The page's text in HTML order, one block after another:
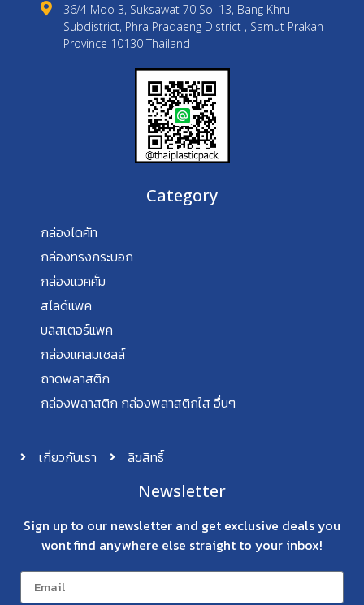
36/4 Moo 3, Suksawat 70 Soi 13, Bang Khru
Subdistrict, Phra Pradaeng District , Samut Prakan
Province 10130 Thailand
Category
กล่องไดคัท
กล่องทรงกระบอก
กล่องแวคคั่ม
สไลด์แพค
บลิสเตอร์แพค
กล่องแคลมเชลล์
ถาดพลาสติก
กล่องพลาสติก กล่องพลาสติกใส อื่นๆ
เกี่ยวกับเรา ลิขสิทธิ์
Newsletter
Sign up to our newsletter and get exclusive deals you
wont find anywhere else straight to your inbox!